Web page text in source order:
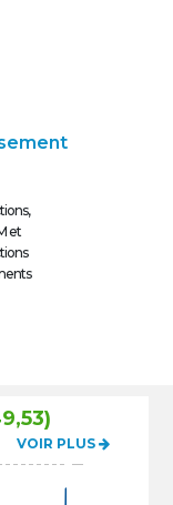
et
VOIR PLUS